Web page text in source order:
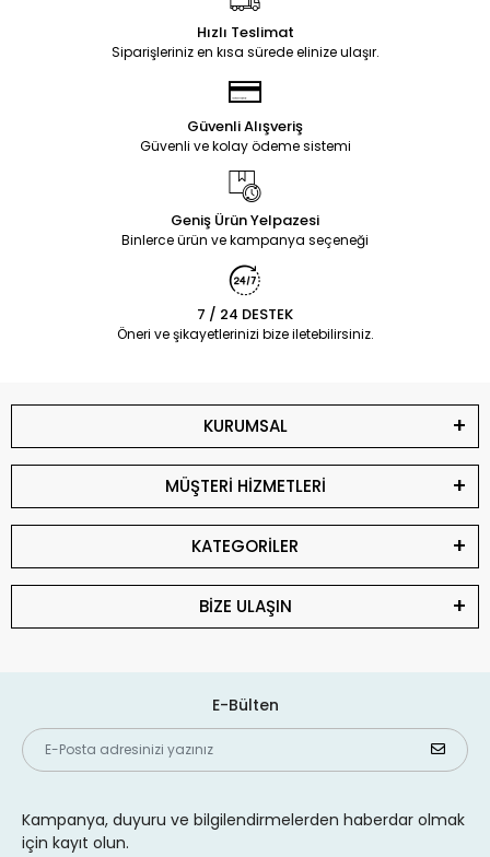
Hızlı Teslimat
Siparişleriniz en kısa sürede elinize ulaşır.
Güvenli Alışveriş
Güvenli ve kolay ödeme sistemi
Geniş Ürün Yelpazesi
Binlerce ürün ve kampanya seçeneği
7 / 24 DESTEK
Öneri ve şikayetlerinizi bize iletebilirsiniz.
KURUMSAL
MÜŞTERİ HİZMETLERİ
KATEGORİLER
BİZE ULAŞIN
E-Bülten
Kampanya, duyuru ve bilgilendirmelerden haberdar olmak
için kayıt olun.